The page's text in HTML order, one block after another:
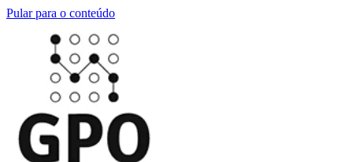
Pular para o conteúdo